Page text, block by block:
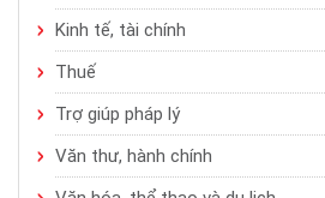
Kinh tế, tài chính
Thuế
Trợ giúp pháp lý
Văn thư, hành chính